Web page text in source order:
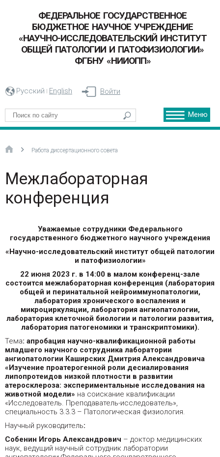
ФЕДЕРАЛЬНОЕ ГОСУДАРСТВЕННОЕ
БЮДЖЕТНОЕ НАУЧНОЕ УЧРЕЖДЕНИЕ
«НАУЧНО-ИССЛЕДОВАТЕЛЬСКИЙ ИНСТИТУТ
ОБЩЕЙ ПАТОЛОГИИ И ПАТОФИЗИОЛОГИИ»
ФГБНУ «НИИОПП»
Меню
Русский English Войти
Работа диссертационного совета
Межлабораторная
конференция
Уважаемые сотрудники Федерального
государственного бюджетного научного учреждения
«Научно-исследовательский институт общей патологии
и патофизиологии»
22 июня 2023 г. в 14:00 в малом конференц-зале
состоится межлабораторная конференция (лаборатория
общей и перинатальной нейроиммунопатологии,
лаборатория хронического воспаления и
микроциркуляции, лаборатория ангиопатологии,
лаборатория клеточной биологии и патологии развития,
лаборатория патогеномики и транскриптомики).
Тема: апробация научно-квалификационной работы
младшего научного сотрудника лаборатории
ангиопатологии Каширских Дмитрия Александровича
«Изучение проатерогенной роли десиалирования
липопротеидов низкой плотности в развитии
атеросклероза: экспериментальные исследования на
животной модели» на соискание квалификации
«Исследователь. Преподаватель-исследователь»,
специальность 3.3.3 – Патологическая физиология.
Научный руководитель:
Собенин Игорь Александрович – доктор медицинских
наук, ведущий научный сотрудник лаборатории